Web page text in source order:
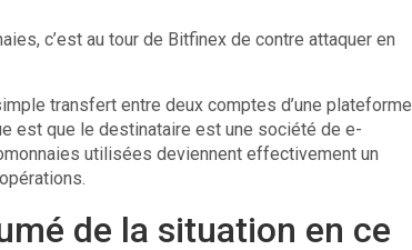
c’est au tour de Bitfinex de contre attaquer en
transfert entre deux comptes d’une plateforme
est que le destinataire est une société de e-
utilisées deviennent effectivement un
de la situation en ce